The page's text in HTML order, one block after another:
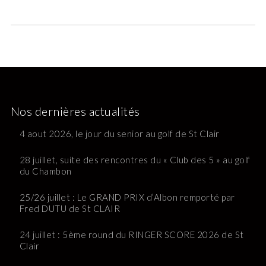
Nos dernières actualités
4 aout 2026, le jour du senior au golf de St Clair
28 juillet, suite des rencontres du « Club des 5 » au golf
du Chambon
25/26 juillet : Le GRAND PRIX d’Albon remporté par
Fred DUTU de St CLAIR
24 juillet : 5ème round du RINGER SCORE 2026 de St
Clair